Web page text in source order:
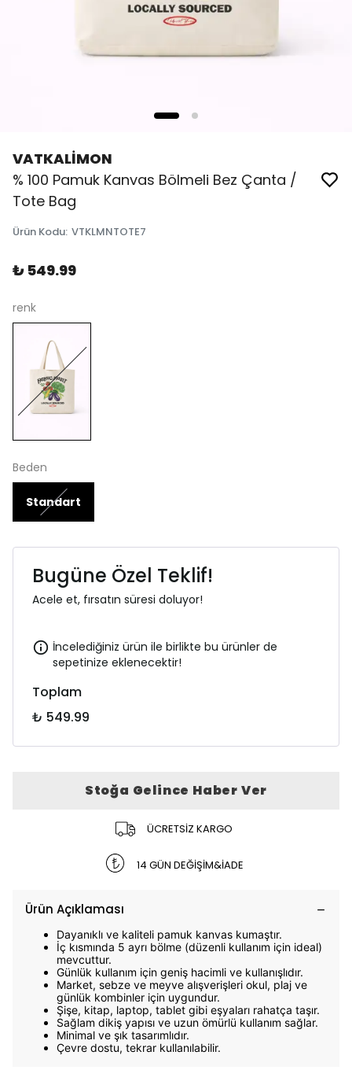
VATKALİMON
% 100 Pamuk Kanvas Bölmeli Bez Çanta /
Tote Bag
Ürün Kodu: VTKLMNTOTE7
₺ 549.99
renk
Beden
Standart
Bugüne Özel Teklif!
Acele et, fırsatın süresi doluyor!
İncelediğiniz ürün ile birlikte bu ürünler de
sepetinize eklenecektir!
Toplam
₺ 549.99
Stoğa Gelince Haber Ver
ÜCRETSİZ KARGO
14 GÜN DEĞİŞİM&İADE
Ürün Açıklaması
Dayanıklı ve kaliteli pamuk kanvas kumaştır.
İç kısmında 5 ayrı bölme (düzenli kullanım için ideal)
mevcuttur.
Günlük kullanım için geniş hacimli ve kullanışlıdır.
Market, sebze ve meyve alışverişleri okul, plaj ve
günlük kombinler için uygundur.
Şişe, kitap, laptop, tablet gibi eşyaları rahatça taşır.
Sağlam dikiş yapısı ve uzun ömürlü kullanım sağlar.
Minimal ve şık tasarımlıdır.
Çevre dostu, tekrar kullanılabilir.